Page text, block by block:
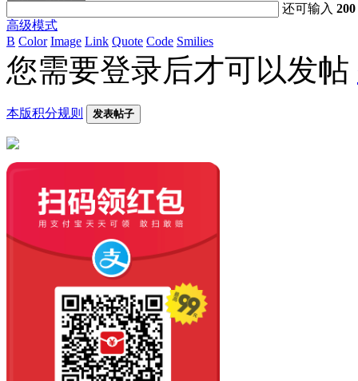
还可输入200
高级模式
B Color Image Link Quote Code Smilies
您需要登录后才可以发帖
本版积分规则 发表帖子